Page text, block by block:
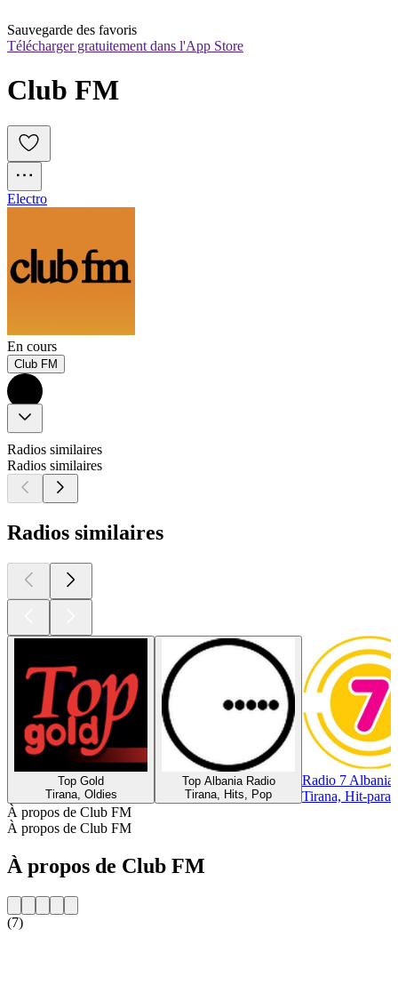
Sauvegarde des favoris
Télécharger gratuitement dans l'App Store
Club FM
Electro
En cours
Club FM
Radios similaires
Radios similaires
Radios similaires
Top Gold
Tirana, Oldies
Top Albania Radio
Tirana, Hits, Pop
Radio 7 Albania
Tirana, Hit-
À propos de Club FM
À propos de Club FM
À propos de Club FM
(7)